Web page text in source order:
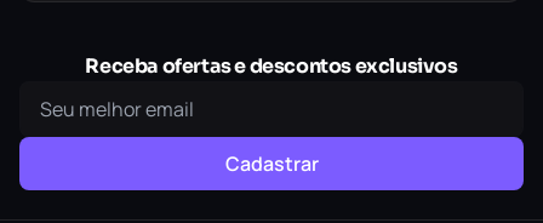
Receba ofertas e descontos exclusivos
Cadastrar